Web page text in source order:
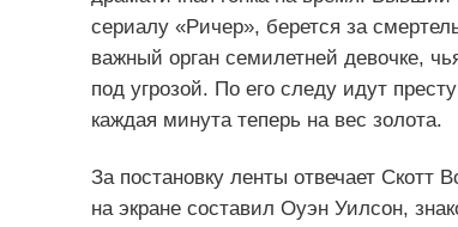
сериалу «Ричер», берется за
важный орган семилетней девочке,
под угрозой. По его следу идут
каждая минута теперь на вес золота.
За постановку ленты отвечает
на экране составил Оуэн Уилсон,